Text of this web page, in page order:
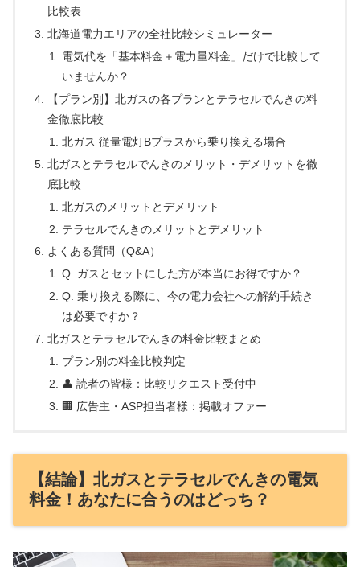
比較表
北海道電力エリアの全社比較シミュレーター
電気代を「基本料金＋電力量料金」だけで比較して
いませんか？
【プラン別】北ガスの各プランとテラセルでんきの料
金徹底比較
北ガス 従量電灯Bプラスから乗り換える場合
北ガスとテラセルでんきのメリット・デメリットを徹
底比較
北ガスのメリットとデメリット
テラセルでんきのメリットとデメリット
よくある質問（Q&A）
Q. ガスとセットにした方が本当にお得ですか？
Q. 乗り換える際に、今の電力会社への解約手続き
は必要ですか？
北ガスとテラセルでんきの料金比較まとめ
プラン別の料金比較判定
👤 読者の皆様：比較リクエスト受付中
🏢 広告主・ASP担当者様：掲載オファー
【結論】北ガスとテラセルでんきの電気
料金！あなたに合うのはどっち？